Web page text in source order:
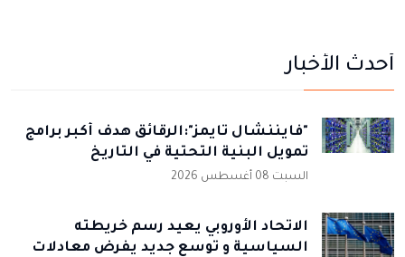
أحدث الأخبار
"فايننشال تايمز":الرقائق هدف أكبر برامج
تمويل البنية التحتية في التاريخ
السبت 08 أغسطس 2026
الاتحاد الأوروبي يعيد رسم خريطته
السياسية و توسع جديد يفرض معادلات